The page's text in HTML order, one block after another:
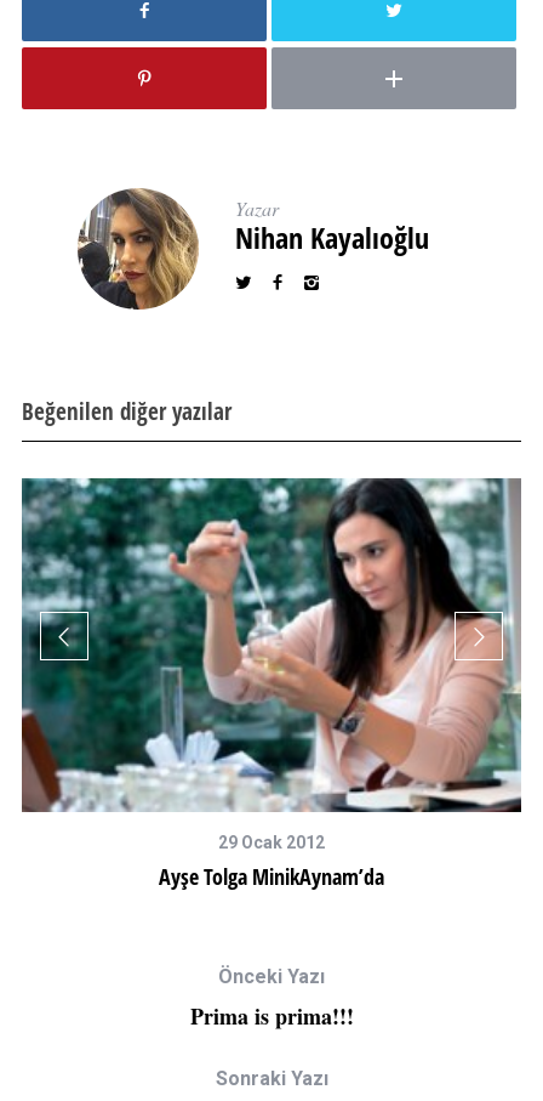
Yazar
Nihan Kayalıoğlu
Beğenilen diğer yazılar
29 Ocak 2012
Ayşe Tolga MinikAynam’da
Önceki Yazı
Prima is prima!!!
Sonraki Yazı